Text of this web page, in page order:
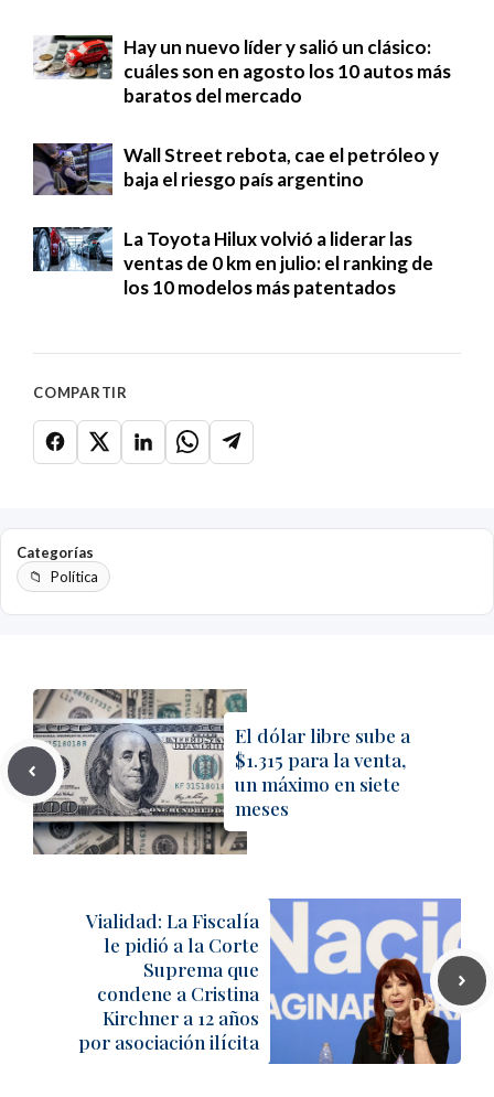
Hay un nuevo líder y salió un clásico:
cuáles son en agosto los 10 autos más
baratos del mercado
Wall Street rebota, cae el petróleo y
baja el riesgo país argentino
La Toyota Hilux volvió a liderar las
ventas de 0 km en julio: el ranking de
los 10 modelos más patentados
COMPARTIR
Categorías
Política
El dólar libre sube a
$1.315 para la venta,
un máximo en siete
meses
Vialidad: La Fiscalía
le pidió a la Corte
Suprema que
condene a Cristina
Kirchner a 12 años
por asociación ilícita